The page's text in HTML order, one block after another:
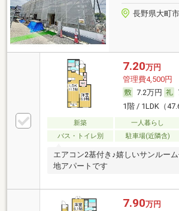
長野県大町
7.20万円
管理費4,500円
7.2万円
1階 / 1LDK（
新築 一人暮らし
バス・トイレ別
駐車場(近隣含)
エアコン2基付き♪嬉しいサンルー
地アパートです
7.90万円